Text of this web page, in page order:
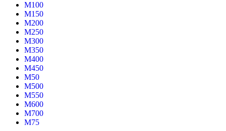
М100
М150
М200
М250
М300
М350
М400
М450
М50
М500
М550
М600
М700
М75